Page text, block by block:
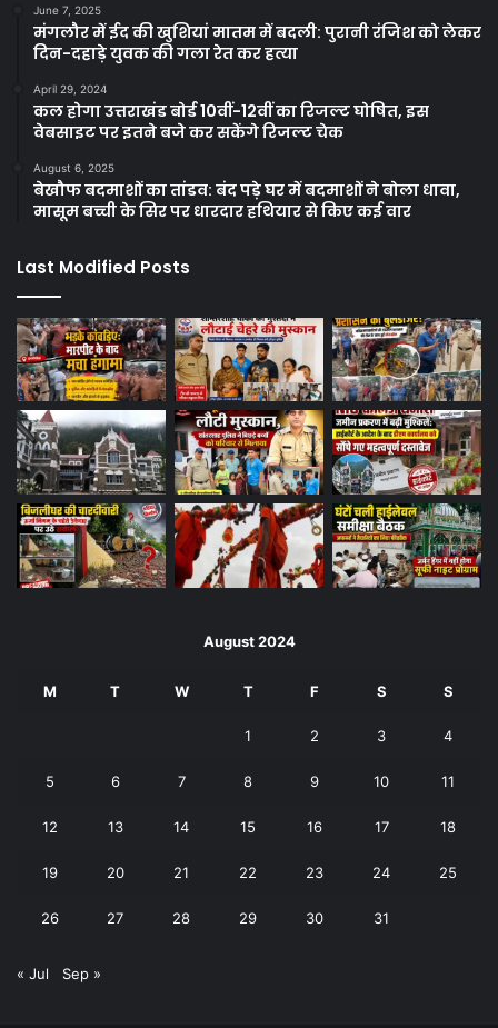
June 7, 2025
मंगलौर में ईद की खुशियां मातम में बदली: पुरानी रंजिश को लेकर
दिन-दहाड़े युवक की गला रेत कर हत्या
April 29, 2024
कल होगा उत्तराखंड बोर्ड 10वीं-12वीं का रिजल्ट घोषित, इस
वेबसाइट पर इतने बजे कर सकेंगे रिजल्ट चेक
August 6, 2025
बेखौफ बदमाशों का तांडव: बंद पड़े घर में बदमाशों ने बोला धावा,
मासूम बच्ची के सिर पर धारदार हथियार से किए कई वार
Last Modified Posts
August 2024
M T W T F S S
1 2 3 4
5 6 7 8 9 10 11
12 13 14 15 16 17 18
19 20 21 22 23 24 25
26 27 28 29 30 31
« Jul Sep »